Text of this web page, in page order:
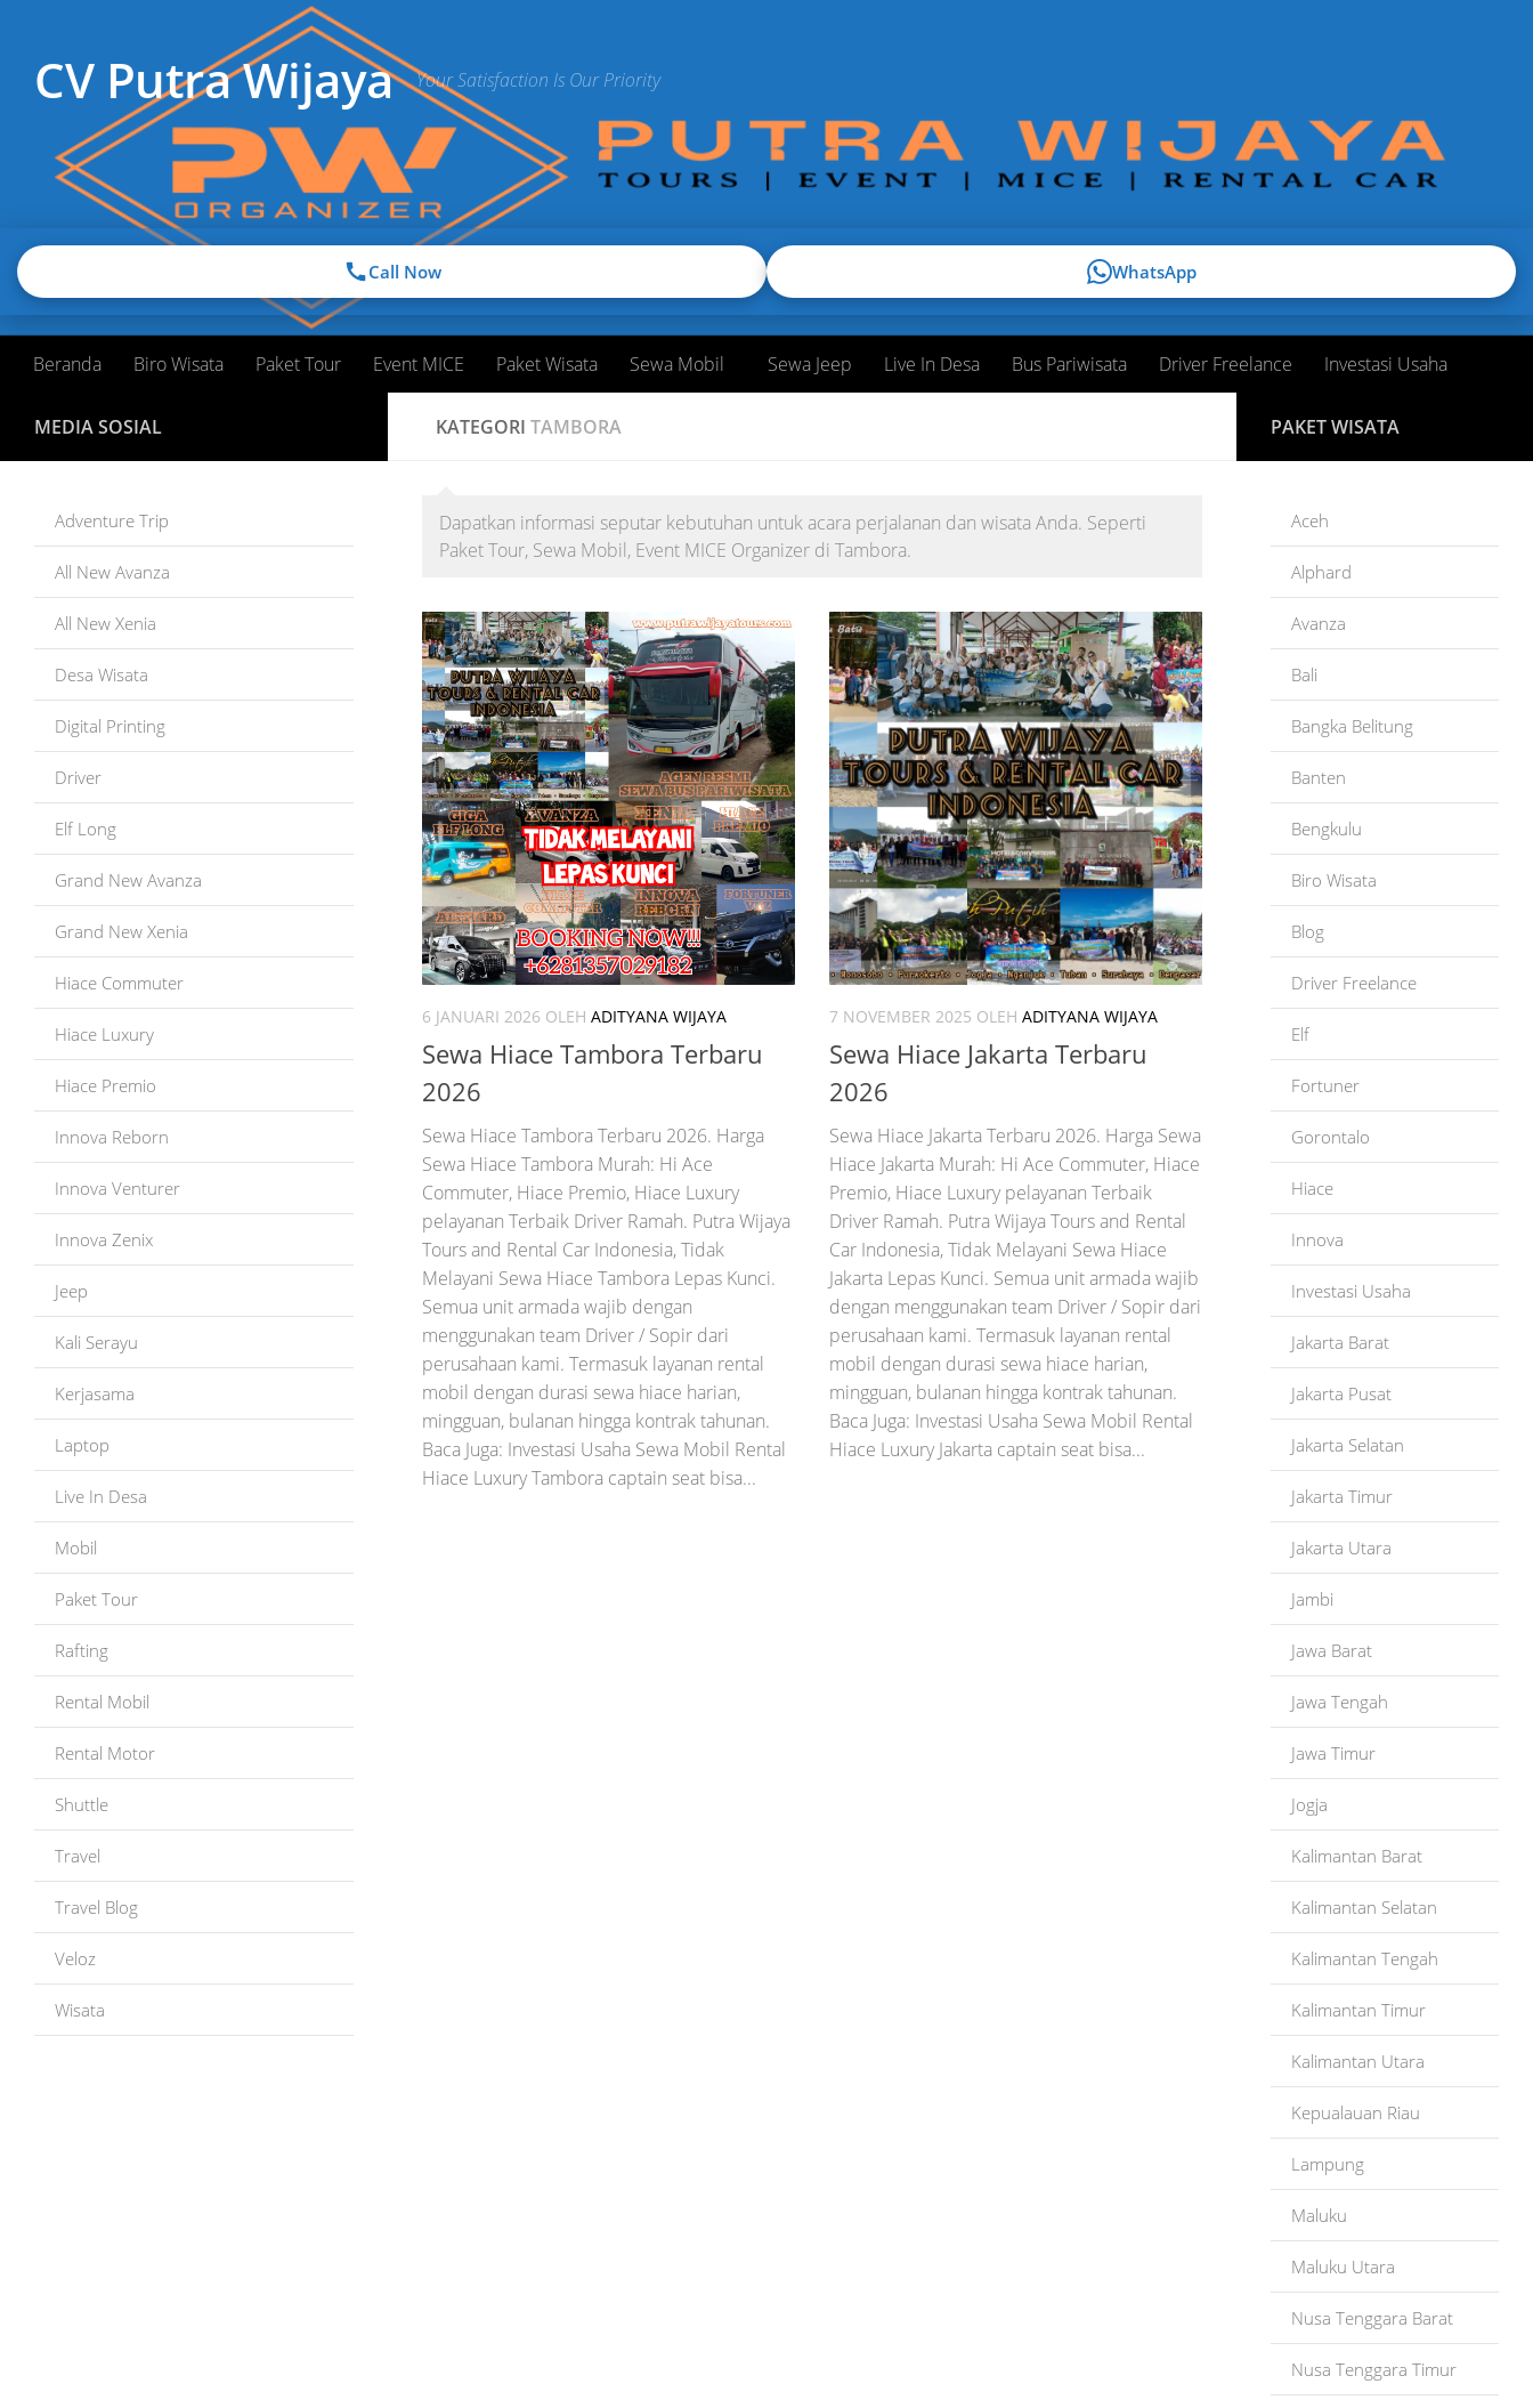
CV Putra Wijaya Your Satisfaction Is Our Priority
Beranda Biro Wisata Paket Tour Event MICE Paket Wisata Sewa Mobil Sewa Jeep Live In Desa Bus Pariwisata Driver Freelance Investasi Usaha
KATEGORI TAMBORA
Dapatkan informasi seputar kebutuhan untuk acara perjalanan dan wisata Anda. Seperti
Paket Tour, Sewa Mobil, Event MICE Organizer di Tambora.
6 JANUARI 2026 OLEH ADITYANA WIJAYA
Sewa Hiace Tambora Terbaru
2026
Sewa Hiace Tambora Terbaru 2026. Harga
Sewa Hiace Tambora Murah: Hi Ace
Commuter, Hiace Premio, Hiace Luxury
pelayanan Terbaik Driver Ramah. Putra Wijaya
Tours and Rental Car Indonesia, Tidak
Melayani Sewa Hiace Tambora Lepas Kunci.
Semua unit armada wajib dengan
menggunakan team Driver / Sopir dari
perusahaan kami. Termasuk layanan rental
mobil dengan durasi sewa hiace harian,
mingguan, bulanan hingga kontrak tahunan.
Baca Juga: Investasi Usaha Sewa Mobil Rental
Hiace Luxury Tambora captain seat bisa...
7 NOVEMBER 2025 OLEH ADITYANA WIJAYA
Sewa Hiace Jakarta Terbaru
2026
Sewa Hiace Jakarta Terbaru 2026. Harga Sewa
Hiace Jakarta Murah: Hi Ace Commuter, Hiace
Premio, Hiace Luxury pelayanan Terbaik
Driver Ramah. Putra Wijaya Tours and Rental
Car Indonesia, Tidak Melayani Sewa Hiace
Jakarta Lepas Kunci. Semua unit armada wajib
dengan menggunakan team Driver / Sopir dari
perusahaan kami. Termasuk layanan rental
mobil dengan durasi sewa hiace harian,
mingguan, bulanan hingga kontrak tahunan.
Baca Juga: Investasi Usaha Sewa Mobil Rental
Hiace Luxury Jakarta captain seat bisa...
MEDIA SOSIAL
Adventure Trip
All New Avanza
All New Xenia
Desa Wisata
Digital Printing
Driver
Elf Long
Grand New Avanza
Grand New Xenia
Hiace Commuter
Hiace Luxury
Hiace Premio
Innova Reborn
Innova Venturer
Innova Zenix
Jeep
Kali Serayu
Kerjasama
Laptop
Live In Desa
Mobil
Paket Tour
Rafting
Rental Mobil
Rental Motor
Shuttle
Travel
Travel Blog
Veloz
Wisata
PAKET WISATA
Aceh
Alphard
Avanza
Bali
Bangka Belitung
Banten
Bengkulu
Biro Wisata
Blog
Driver Freelance
Elf
Fortuner
Gorontalo
Hiace
Innova
Investasi Usaha
Jakarta Barat
Jakarta Pusat
Jakarta Selatan
Jakarta Timur
Jakarta Utara
Jambi
Jawa Barat
Jawa Tengah
Jawa Timur
Jogja
Kalimantan Barat
Kalimantan Selatan
Kalimantan Tengah
Kalimantan Timur
Kalimantan Utara
Kepualauan Riau
Lampung
Maluku
Maluku Utara
Nusa Tenggara Barat
Nusa Tenggara Timur
Call Now WhatsApp